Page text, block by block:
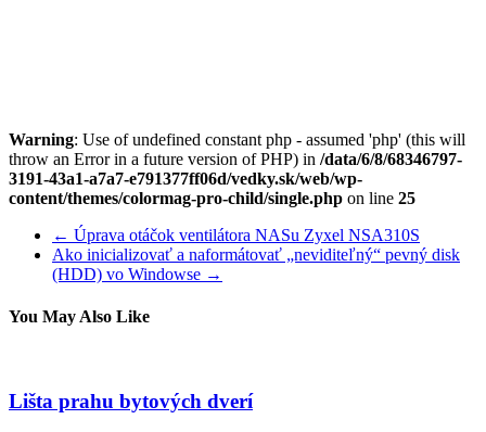
Warning: Use of undefined constant php - assumed 'php' (this will
throw an Error in a future version of PHP) in /data/6/8/68346797-
3191-43a1-a7a7-e791377ff06d/vedky.sk/web/wp-
content/themes/colormag-pro-child/single.php on line 25
← Úprava otáčok ventilátora NASu Zyxel NSA310S
Ako inicializovať a naformátovať „neviditeľný“ pevný disk
(HDD) vo Windowse →
You May Also Like
Lišta prahu bytových dverí